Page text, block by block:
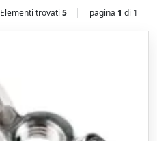
Elementi trovati 5 | pagina 1 di 1